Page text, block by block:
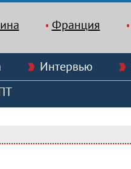
Франция
Интервью